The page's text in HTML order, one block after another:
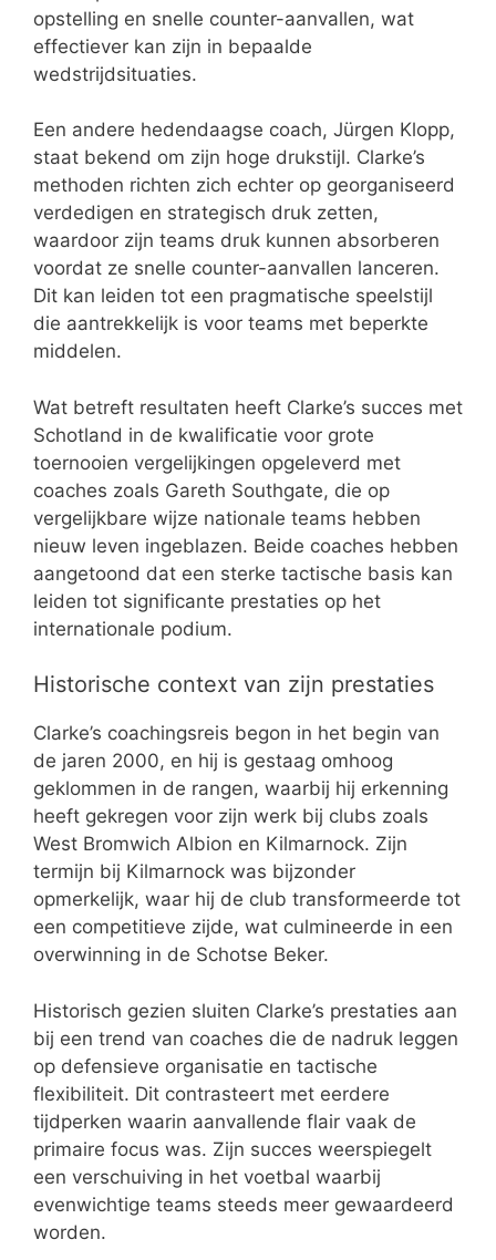
opstelling en snelle counter-aanvallen, wat
effectiever kan zijn in bepaalde
wedstrijdsituaties.
Een andere hedendaagse coach, Jürgen Klopp,
staat bekend om zijn hoge drukstijl. Clarke’s
methoden richten zich echter op georganiseerd
verdedigen en strategisch druk zetten,
waardoor zijn teams druk kunnen absorberen
voordat ze snelle counter-aanvallen lanceren.
Dit kan leiden tot een pragmatische speelstijl
die aantrekkelijk is voor teams met beperkte
middelen.
Wat betreft resultaten heeft Clarke’s succes met
Schotland in de kwalificatie voor grote
toernooien vergelijkingen opgeleverd met
coaches zoals Gareth Southgate, die op
vergelijkbare wijze nationale teams hebben
nieuw leven ingeblazen. Beide coaches hebben
aangetoond dat een sterke tactische basis kan
leiden tot significante prestaties op het
internationale podium.
Historische context van zijn prestaties
Clarke’s coachingsreis begon in het begin van
de jaren 2000, en hij is gestaag omhoog
geklommen in de rangen, waarbij hij erkenning
heeft gekregen voor zijn werk bij clubs zoals
West Bromwich Albion en Kilmarnock. Zijn
termijn bij Kilmarnock was bijzonder
opmerkelijk, waar hij de club transformeerde tot
een competitieve zijde, wat culmineerde in een
overwinning in de Schotse Beker.
Historisch gezien sluiten Clarke’s prestaties aan
bij een trend van coaches die de nadruk leggen
op defensieve organisatie en tactische
flexibiliteit. Dit contrasteert met eerdere
tijdperken waarin aanvallende flair vaak de
primaire focus was. Zijn succes weerspiegelt
een verschuiving in het voetbal waarbij
evenwichtige teams steeds meer gewaardeerd
worden.